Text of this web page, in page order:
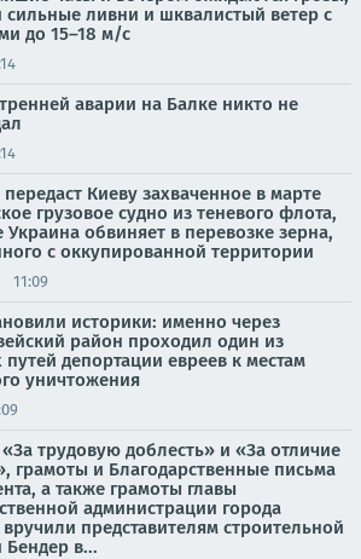
сильные ливни и шквалистый ветер с
до 15–18 м/с
аварии на Балке никто не
Киеву захваченное в марте
грузовое судно из теневого флота,
Украина обвиняет в перевозке зерна,
с оккупированной территории
11:09
историки: именно через
район проходил один из
путей депортации евреев к местам
уничтожения
трудовую доблесть» и «За отличие
грамоты и Благодарственные письма
а также грамоты главы
администрации города
вручили представителям строительной
Бендер в...